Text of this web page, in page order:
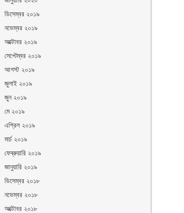
ডিসেম্বর ২০১৯
নভেম্বর ২০১৯
অক্টোবর ২০১৯
সেপ্টেম্বর ২০১৯
আগস্ট ২০১৯
জুলাই ২০১৯
জুন ২০১৯
মে ২০১৯
এপ্রিল ২০১৯
মার্চ ২০১৯
ফেব্রুয়ারি ২০১৯
জানুয়ারি ২০১৯
ডিসেম্বর ২০১৮
নভেম্বর ২০১৮
অক্টোবর ২০১৮